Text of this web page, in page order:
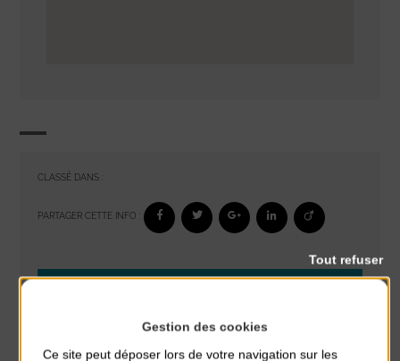
CLASSÉ DANS :
PARTAGER CETTE INFO :
Glisse & EnvironnementGestion des cookies
Ce site peut déposer lors de votre navigation sur les
Tout refuser